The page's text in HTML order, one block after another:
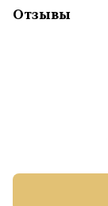
Отзывы